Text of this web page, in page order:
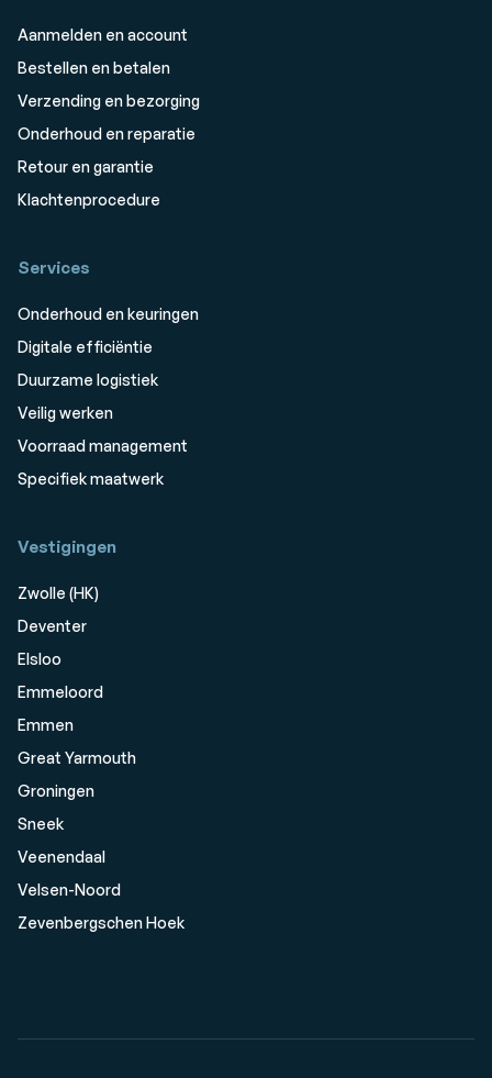
Aanmelden en account
Bestellen en betalen
Verzending en bezorging
Onderhoud en reparatie
Retour en garantie
Klachtenprocedure
Services
Onderhoud en keuringen
Digitale efficiëntie
Duurzame logistiek
Veilig werken
Voorraad management
Specifiek maatwerk
Vestigingen
Zwolle (HK)
Deventer
Elsloo
Emmeloord
Emmen
Great Yarmouth
Groningen
Sneek
Veenendaal
Velsen-Noord
Zevenbergschen Hoek